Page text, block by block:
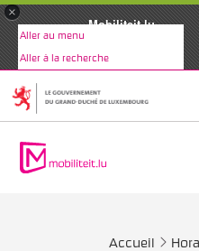
×
Mobiliteit.lu
Aller au menu
Aller à la recherche
Accueil